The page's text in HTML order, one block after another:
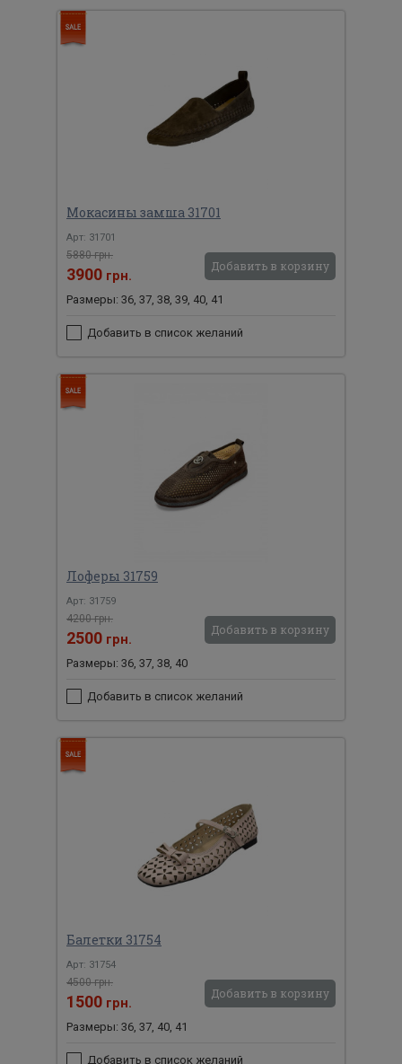
Мокасины замша 31701
Арт: 31701
5880 грн.
3900 грн.
Добавить в корзину
Размеры: 36, 37, 38, 39, 40, 41
Добавить в список желаний
Лоферы 31759
Арт: 31759
4200 грн.
2500 грн.
Добавить в корзину
Размеры: 36, 37, 38, 40
Добавить в список желаний
Балетки 31754
Арт: 31754
4500 грн.
1500 грн.
Добавить в корзину
Размеры: 36, 37, 40, 41
Добавить в список желаний